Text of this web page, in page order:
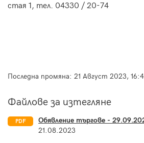
стая 1, тел. 04330 / 20-74
Последна промяна: 21 Август 2023,
Файлове за изтегляне
PDF Обявление търгове -
21.08.2023